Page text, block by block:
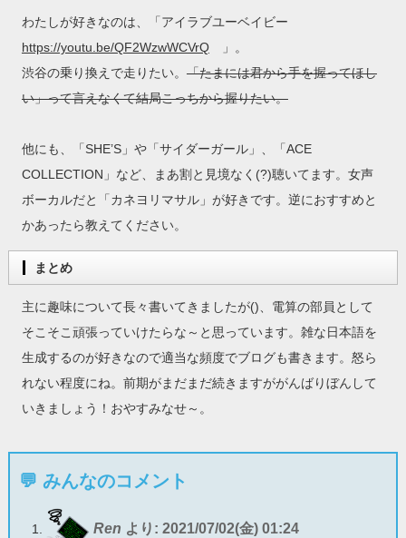
わたしが好きなのは、「アイラブユーベイビー
https://youtu.be/QF2WzwWCVrQ」。
渋谷の乗り換えで走りたい。 「たまには君から手を握ってほし
い」って言えなくて結局こっちから握りたい。
他にも、「SHE’S」や「サイダーガール」、「ACE
COLLECTION」など、まあ割と見境なく(?)聴いてます。女声
ボーカルだと「カネヨリマサル」が好きです。逆におすすめと
かあったら教えてください。
まとめ
主に趣味について長々書いてきましたが()、電算の部員として
そこそこ頑張っていけたらな～と思っています。雑な日本語を
生成するのが好きなので適当な頻度でブログも書きます。怒ら
れない程度にね。前期がまだまだ続きますががんばりぼんして
いきましょう！おやすみなせ～。
💬 みんなのコメント
Ren より: 2021/07/02(金) 01:24